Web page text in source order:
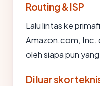
Routing & ISP
Lalu lintas ke
Amazon.com, Inc.
oleh siapa pun
Di luar skor